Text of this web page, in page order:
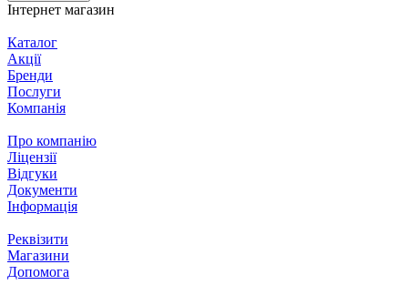
Інтернет магазин
Каталог
Акції
Бренди
Послуги
Компанія
Про компанію
Ліцензії
Відгуки
Документи
Інформація
Реквізити
Магазини
Допомога